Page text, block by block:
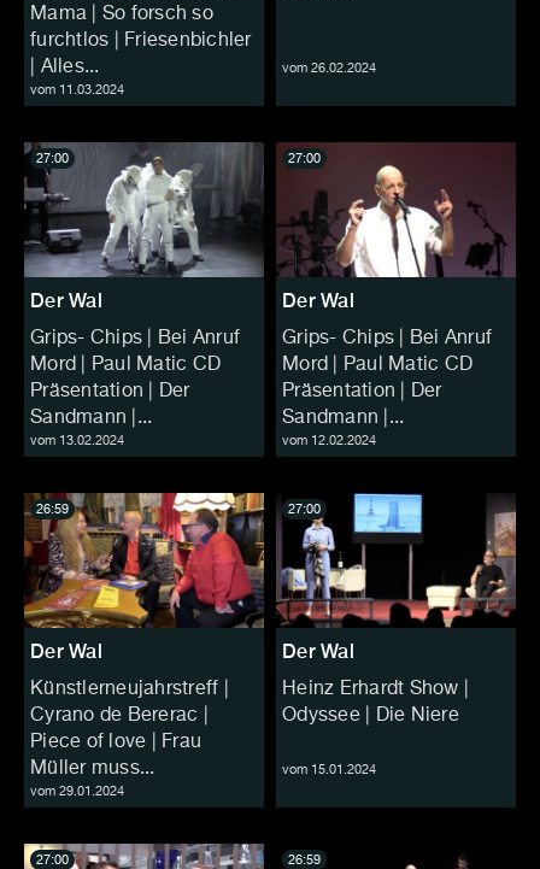
Mama | So forsch so
furchtlos | Friesenbichler
| Alles...
vom 11.03.2024
vom 26.02.2024
Der Wal
Grips- Chips | Bei Anruf
Mord | Paul Matic CD
Präsentation | Der
Sandmann |...
vom 13.02.2024
27:00
Der Wal
Grips- Chips | Bei Anruf
Mord | Paul Matic CD
Präsentation | Der
Sandmann |...
vom 12.02.2024
27:00
Der Wal
Künstlerneujahrstreff |
Cyrano de Bererac |
Piece of love | Frau
Müller muss...
vom 29.01.2024
26:59
Der Wal
Heinz Erhardt Show |
Odyssee | Die Niere
vom 15.01.2024
27:00
27:00 26:59